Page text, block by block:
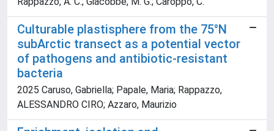
Culturable plastisphere from the 75°N
subArctic transect as a potential vector
of pathogens and antibiotic-resistant
bacteria
2025 Caruso, Gabriella; Papale, Maria; Rappazzo,
ALESSANDRO CIRO; Azzaro, Maurizio